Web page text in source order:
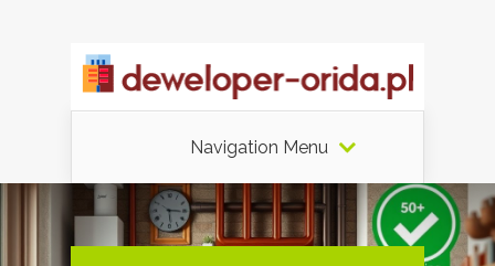
Navigation Menu